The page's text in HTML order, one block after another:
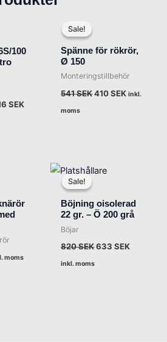
100
SEK.
SEK
5.216 SEK.
Sale!
Sale!
Spänne för rökrör,
Ø 150
Monteringstillbehör
541SEK
var:
541 SEK.
410SEK
är:
410 SEK.
inkl.
moms
moms
Sale!
Sale!
Böjning oisolerad
22 gr. – Ö 200 grå
Böjar
820SEK
ursprungliga
820 SEK.
633SEK
633 SEK.
inkl. moms